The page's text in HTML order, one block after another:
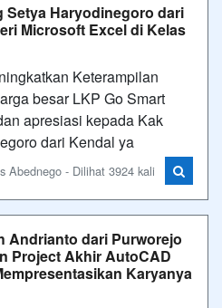
Setya Haryodinegoro dari
Microsoft Excel di Kelas
Keterampilan
besar LKP Go Smart
apresiasi kepada Kak
dari Kendal ya
Abednego - Dilihat 3924 kali
Andrianto dari Purworejo
Project Akhir AutoCAD
Karyanya